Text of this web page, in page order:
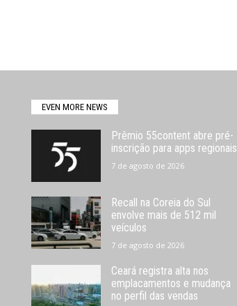
EVEN MORE NEWS
Prêmio 55content abre pré-
inscrição para apps regionais
7 de agosto de 2026
Recall na Coreia do Sul
envolve mais de 512 mil
veículos
7 de agosto de 2026
Ceará registra alta nos
emplacamentos e mudança
no perfil das vendas